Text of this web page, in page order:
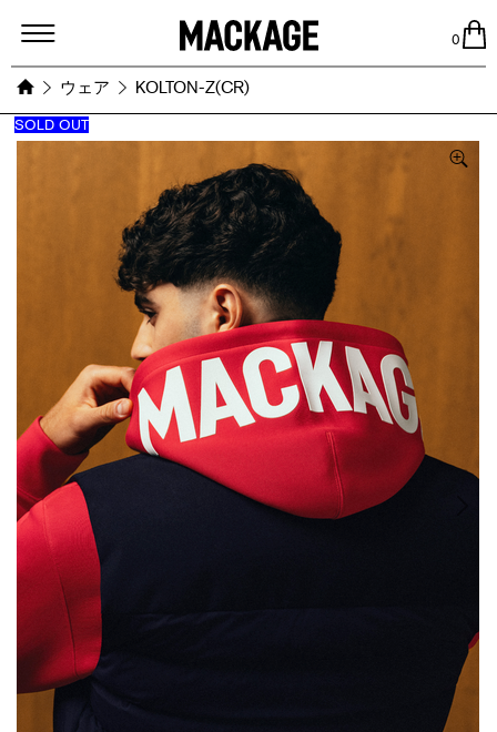
MACKAGE
0
ウェア KOLTON-Z(CR)
SOLD OUT